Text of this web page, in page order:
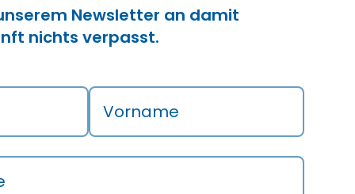
Newsletter an damit
nichts verpasst.
Vorname